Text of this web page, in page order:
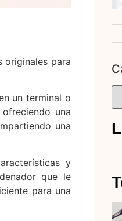
originales para
un terminal o
una
una
y
que le
para una